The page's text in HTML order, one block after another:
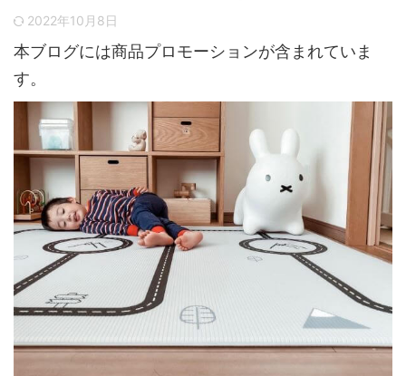
2022年10月8日
本ブログには商品プロモーションが含まれていま
す。